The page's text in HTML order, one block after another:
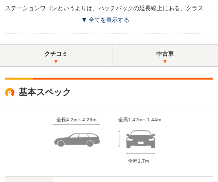
ステーションワゴンというよりは、ハッチバックの延長線上にある、クラスレスなスポーティワゴンスタイルだ。同時に登場したセダンより短い全長をもつが、ルーフ後端がリアシート後方まで延びているため窮屈さを感じさせない。また、リアシートはスライド＆左右独立リクライニング機構、5:5分割可倒＆でデタッチャブルシートクッション、ダブルフォールディングなどの機能を備えており、乗車人数や荷物の量に応じて様々なシートアレンジが可能だ。エンジンは3種類で2種類の1.5Lと1.8L。4WDモデルには1.5Lと1.8Lが組み合わされる。ミッションは5MTと4ATだ。（1998.6）
全てを表示する
クチコミ 中古車
基本スペック
全長4.2m～4.29m 全高1.42m～1.44m
全幅1.7m